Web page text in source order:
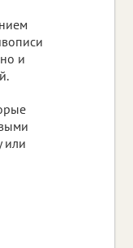
и
или